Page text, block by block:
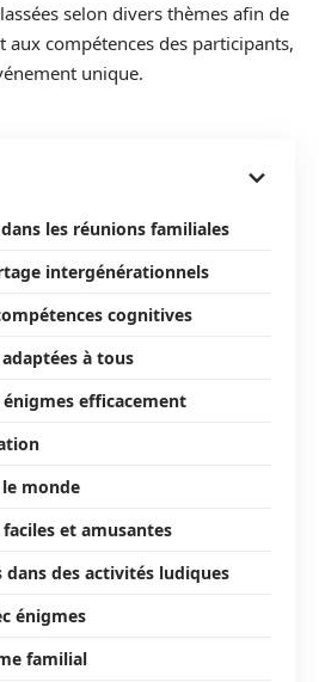
selon divers thèmes afin de
aux compétences des participants,
unique.
les réunions familiales
intergénérationnels
cognitives
adaptées à tous
efficacement
monde
faciles et amusantes
des activités ludiques
énigmes
familial